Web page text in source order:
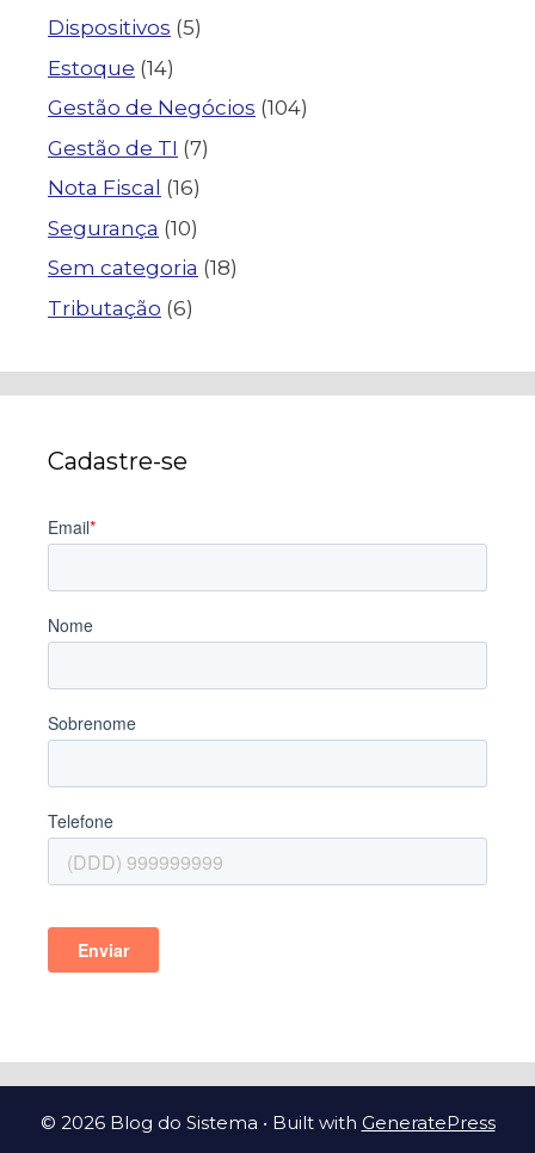
Dispositivos (5)
Estoque (14)
Gestão de Negócios (104)
Gestão de TI (7)
Nota Fiscal (16)
Segurança (10)
Sem categoria (18)
Tributação (6)
Cadastre-se
© 2026 Blog do Sistema • Built with GeneratePress